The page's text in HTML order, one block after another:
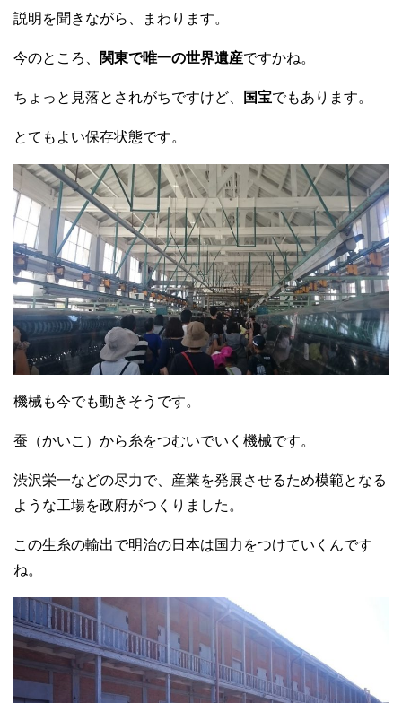
説明を聞きながら、まわります。
今のところ、 関東で唯一の世界遺産ですかね。
ちょっと見落とされがちですけど、 国宝でもあります。
とてもよい保存状態です。
機械も今でも動きそうです。
蚕（かいこ）から糸をつむいでいく機械です。
渋沢栄一などの尽力で、産業を発展させるため模範となる
ような工場を政府がつくりました。
この生糸の輸出で明治の日本は国力をつけていくんです
ね。